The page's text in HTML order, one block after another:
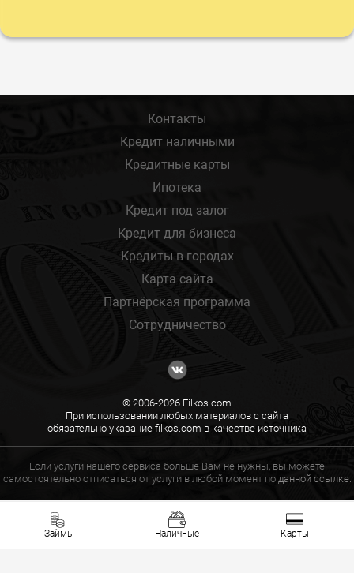
Займы Наличные Карты
Контакты
Кредит наличными
Кредитные карты
Ипотека
Кредит под залог
Кредит для бизнеса
Кредиты в городах
Карта сайта
Партнёрская программа
Сотрудничество
© 2006-2026 Filkos.com
При использовании любых материалов с сайта
обязательно указание filkos.com в качестве источника
Если услуги нашего сервиса больше Вам не нужны, вы можете
самостоятельно отписаться от услуги в любой момент по данной ссылке.